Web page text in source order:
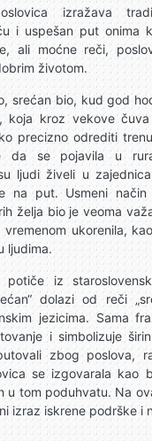
izražava
i uspešan put onima
ali moćne reči,
životom.
srećan bio, kud god
koja kroz vekove
precizno odrediti
da se pojavila u
ljudi živeli u
na put. Usmeni način
želja bio je veoma
vremenom ukorenila,
ljudima.
potiče iz
dolazi od reči
jezicima. Sama
i simbolizuje
zbog poslova,
se izgovarala kao
u tom poduhvatu. Na
izraz iskrene podrške i